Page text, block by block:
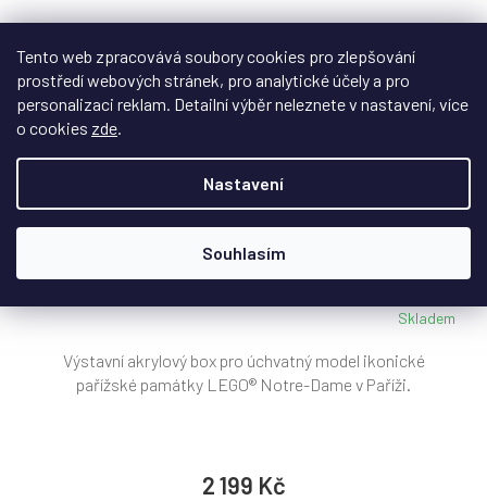
Tento web zpracovává soubory cookies pro zlepšování
prostředí webových stránek, pro analytické účely a pro
personalizaci reklam. Detailní výběr neleznete v nastavení, více
o cookies zde.
Nastavení
Souhlasím
Displej box pro LEGO® Notre-Dame v Paříži
(21061)
Skladem
2 199 Kč
Výstavní akrylový box pro úchvatný model ikonické
pařížské památky LEGO® Notre-Dame v Paříži.